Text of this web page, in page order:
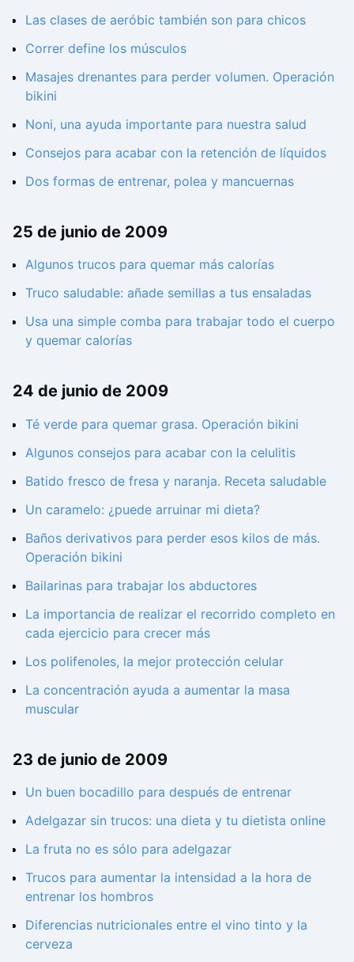
Las clases de aeróbic también son para chicos
Correr define los músculos
Masajes drenantes para perder volumen. Operación
bikini
Noni, una ayuda importante para nuestra salud
Consejos para acabar con la retención de líquidos
Dos formas de entrenar, polea y mancuernas
25 de junio de 2009
Algunos trucos para quemar más calorías
Truco saludable: añade semillas a tus ensaladas
Usa una simple comba para trabajar todo el cuerpo
y quemar calorías
24 de junio de 2009
Té verde para quemar grasa. Operación bikini
Algunos consejos para acabar con la celulitis
Batido fresco de fresa y naranja. Receta saludable
Un caramelo: ¿puede arruinar mi dieta?
Baños derivativos para perder esos kilos de más.
Operación bikini
Bailarinas para trabajar los abductores
La importancia de realizar el recorrido completo en
cada ejercicio para crecer más
Los polifenoles, la mejor protección celular
La concentración ayuda a aumentar la masa
muscular
23 de junio de 2009
Un buen bocadillo para después de entrenar
Adelgazar sin trucos: una dieta y tu dietista online
La fruta no es sólo para adelgazar
Trucos para aumentar la intensidad a la hora de
entrenar los hombros
Diferencias nutricionales entre el vino tinto y la
cerveza